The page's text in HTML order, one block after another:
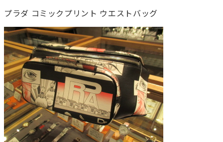
プラダ コミックプリント ウエストバッグ